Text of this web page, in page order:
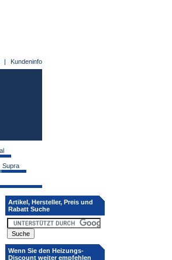
| Kundeninfo
Supra
Artikel, Hersteller, Preis und
Rabatt Suche
Wenn Sie den Heizungs-
Discount weiter empfehlen